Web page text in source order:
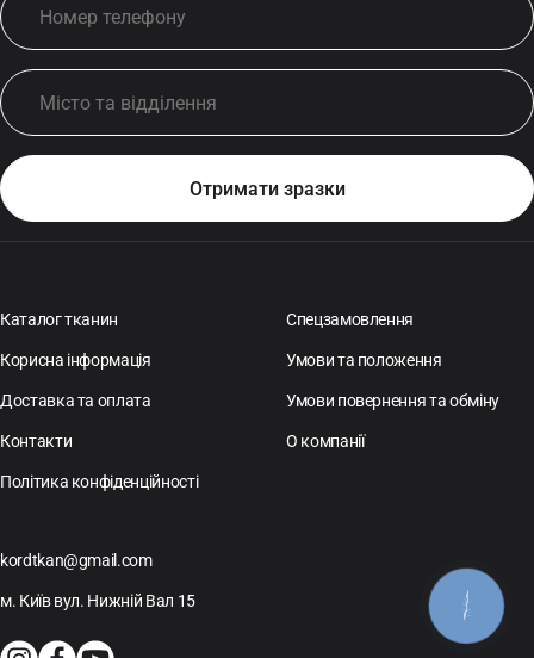
Каталог тканин Спецзамовлення
Корисна інформація Умови та положення
Доставка та оплата Умови повернення та обміну
Контакти О компанії
Політика конфіденційності
kordtkan@gmail.com
м. Київ вул. Нижній Вал 15 КНОПКА
ЗВ'ЯЗКУ